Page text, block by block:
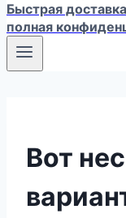
Быстрая
полная
Вот